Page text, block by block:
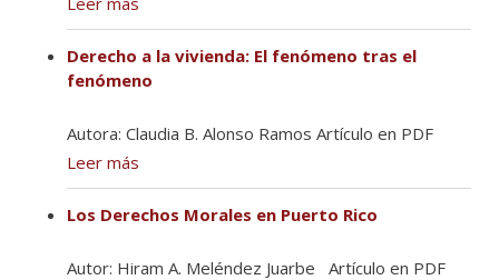
Derecho a la vivienda: El fenómeno tras el
fenómeno
Autora: Claudia B. Alonso Ramos Artículo en PDF
Leer más
Los Derechos Morales en Puerto Rico
Autor: Hiram A. Meléndez Juarbe Artículo en PDF